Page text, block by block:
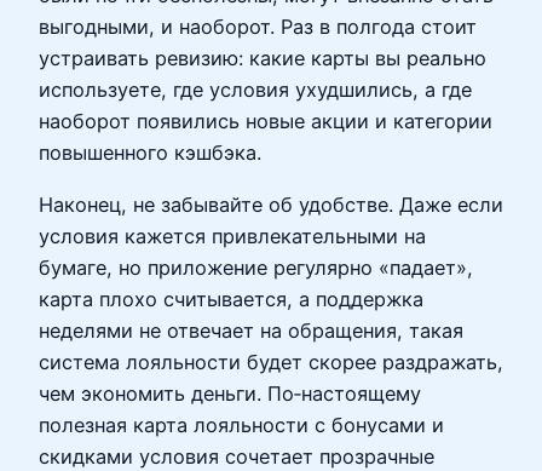
выгодными, и наоборот. Раз в полгода стоит
устраивать ревизию: какие карты вы реально
используете, где условия ухудшились, а где
наоборот появились новые акции и категории
повышенного кэшбэка.
Наконец, не забывайте об удобстве. Даже если
условия кажется привлекательными на
бумаге, но приложение регулярно «падает»,
карта плохо считывается, а поддержка
неделями не отвечает на обращения, такая
система лояльности будет скорее раздражать,
чем экономить деньги. По‑настоящему
полезная карта лояльности с бонусами и
скидками условия сочетает прозрачные